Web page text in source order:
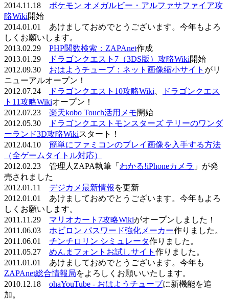
2014.11.18 ポケモン オメガルビー・アルファサファイア攻
略Wiki開始
2014.01.01 あけましておめでとうございます。今年もよろ
しくお願いします。
2013.02.29 PHP関数検索：ZAPAnet作成
2013.01.29
ドラゴンクエスト7（3DS版）攻略Wiki開始
2012.09.30 おはようチューブ：ネット画像縮小サイト がリ
ニューアルオープン！
2012.07.24
ドラゴンクエスト10攻略Wiki
ドラゴンクエス
ト11攻略Wikiオープン！
2012.07.23 楽天kobo Touch活用メモ開始
2012.05.30
ドラゴンクエストモンスターズ テリーのワンダ
ーランド3D攻略Wikiスタート！
2012.04.10 簡単にファミコンのプレイ画像を入手する方法
（全ゲームタイトル対応）
2012.02.23 管理人ZAPA執筆「 わかる!iPhoneカメラ 」が発
売されました
2012.01.11 デジカメ最新情報 を更新
2012.01.01 あけましておめでとうございます。今年もよろ
しくお願いします。
2011.11.29 マリオカート7攻略Wikiがオープンしました！
2011.06.03 ホビロン パスワード強化メーカー作りました。
2011.06.01 チンチロリン シミュレータ作りました。
2011.05.27 めんまフォントお試しサイト 作りました。
2011.01.01 あけましておめでとうございます。今年も
ZAPAnet総合情報局をよろしくお願いいたします。
2010.12.18 ohaYouTube - おはようチューブに新機能を追
加。